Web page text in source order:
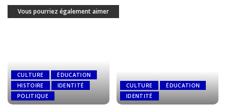
Vous pourriez également aimer
CULTURE
ÉDUCATION
HISTOIRE
IDENTITÉ
POLITIQUE
CULTURE
ÉDUCATION
IDENTITÉ